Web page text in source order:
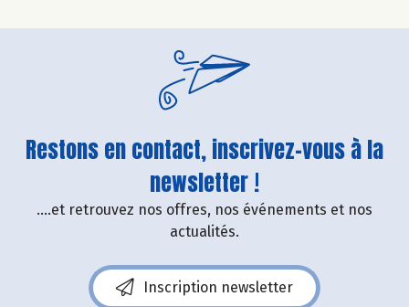
Restons en contact, inscrivez-vous à la
newsletter !
....et retrouvez nos offres, nos événements et nos
actualités.
Inscription newsletter